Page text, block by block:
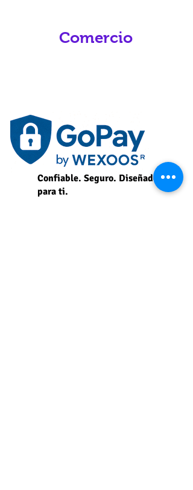
Comercio
Confiable. Seguro. Diseñado
para ti.